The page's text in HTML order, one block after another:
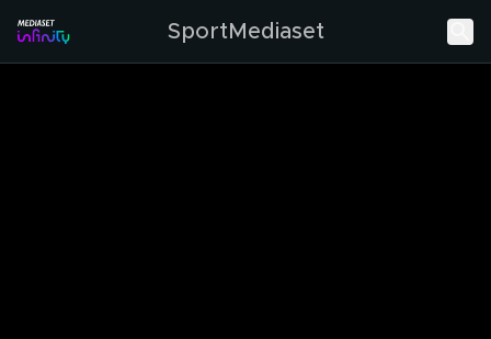
SportMediaset